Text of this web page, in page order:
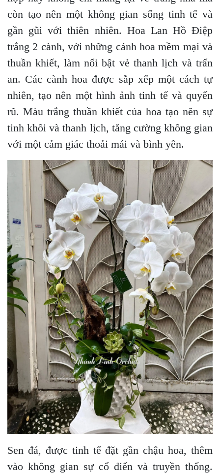
còn tạo nên một không gian sống tinh tế và
gần gũi với thiên nhiên. Hoa Lan Hồ Điệp
trắng 2 cành, với những cánh hoa mềm mại và
thuần khiết, làm nổi bật vẻ thanh lịch và trấn
an. Các cành hoa được sắp xếp một cách tự
nhiên, tạo nên một hình ảnh tinh tế và quyến
rũ. Màu trắng thuần khiết của hoa tạo nên sự
tinh khôi và thanh lịch, tăng cường không gian
với một cảm giác thoải mái và bình yên.
Sen đá, được tinh tế đặt gần chậu hoa, thêm
vào không gian sự cổ điển và truyền thống.